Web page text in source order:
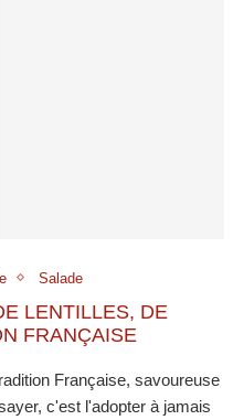
Salade
LENTILLES, DE
FRANÇAISE
Française, savoureuse
c'est l'adopter à jamais